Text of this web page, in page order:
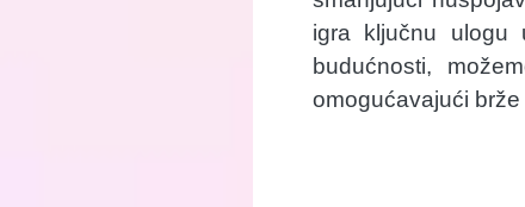
igra ključnu ulogu
budućnosti,
omogućavajući